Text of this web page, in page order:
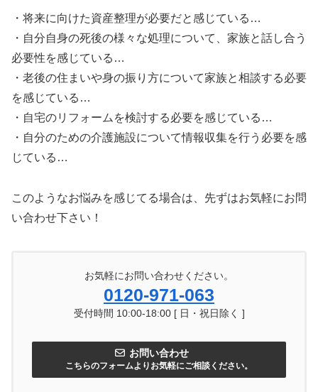
・将来に向けた資産整理が必要だと感じている…
・自分自身の死後の様々な処理について、家族と話し合う
必要性を感じている…
・老後の住まいや身の振り方について家族と相談する必要
を感じている…
・自宅のリフォームを検討する必要を感じている…
・自分のための介護施設について情報収集を行う必要を感
じている…
このようなお悩みを感じてる場合は、先ずはお気軽にお問
い合わせ下さい！
お気軽にお問い合わせください。
0120-971-063
受付時間 10:00-18:00 [ 日・祝日除く ]
お問い合わせ
こちらのフォームよりお気軽にご相談ください。